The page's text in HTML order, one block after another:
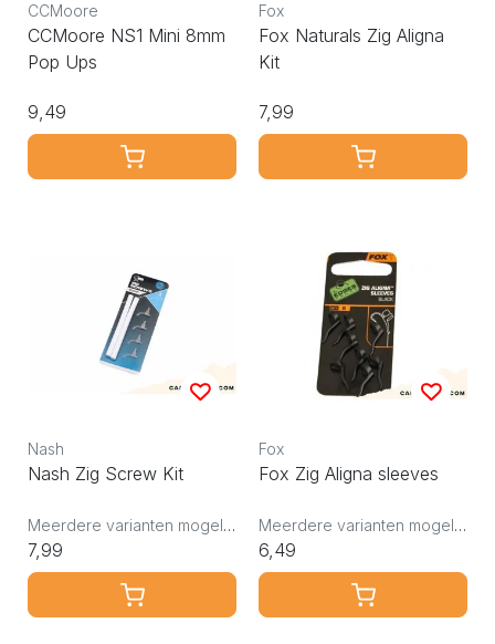
CCMoore
CCMoore NS1 Mini 8mm
Pop Ups
9,49
Fox
Fox Naturals Zig Aligna
Kit
7,99
Nash
Nash Zig Screw Kit
Meerdere varianten mogelijk
7,99
Fox
Fox Zig Aligna sleeves
Meerdere varianten mogelijk
6,49